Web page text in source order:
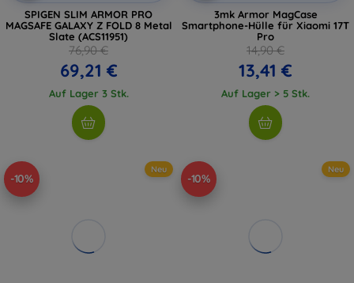
SPIGEN SLIM ARMOR PRO
MAGSAFE GALAXY Z FOLD 8 Metal
Slate (ACS11951)
76,90 €
69,21 €
Auf Lager 3 Stk.
3mk Armor MagCase
Smartphone-Hülle für Xiaomi 17T
Pro
14,90 €
13,41 €
Auf Lager > 5 Stk.
-10%
Neu
-10%
Neu